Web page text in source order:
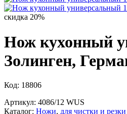
скидка 20%
Нож кухонный
Золинген,
Код: 18806
Артикул: 4086/12 WUS
Каталог: Ножи, для чистки и